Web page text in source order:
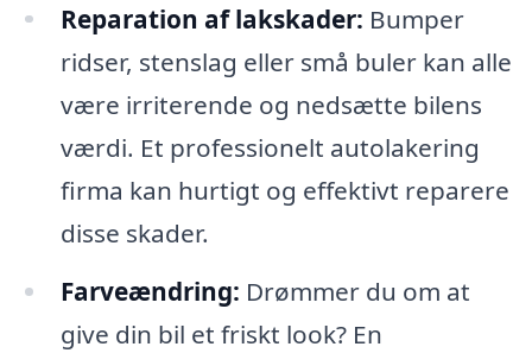
Reparation af lakskader: Bumper
ridser, stenslag eller små buler kan alle
være irriterende og nedsætte bilens
værdi. Et professionelt autolakering
firma kan hurtigt og effektivt reparere
disse skader.
Farveændring: Drømmer du om at
give din bil et friskt look? En